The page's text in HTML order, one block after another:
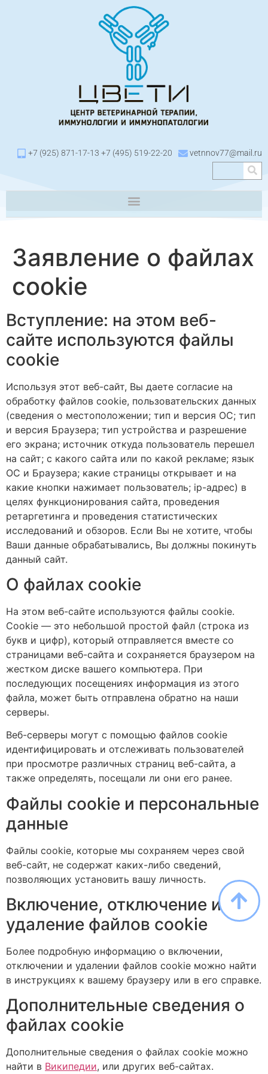
+7 (925) 871-17-13 +7 (495) 519-22-20 vetnnov77@mail.ru
Заявление о файлах
cookie
Вступление: на этом веб-
сайте используются файлы
cookie
Используя этот веб-сайт, Вы даете согласие на
обработку файлов cookie, пользовательских данных
(сведения о местоположении; тип и версия ОС; тип
и версия Браузера; тип устройства и разрешение
его экрана; источник откуда пользователь перешел
на сайт; с какого сайта или по какой рекламе; язык
ОС и Браузера; какие страницы открывает и на
какие кнопки нажимает пользователь; ip-адрес) в
целях функционирования сайта, проведения
ретаргетинга и проведения статистических
исследований и обзоров. Если Вы не хотите, чтобы
Ваши данные обрабатывались, Вы должны покинуть
данный сайт.
О файлах cookie
На этом веб-сайте используются файлы cookie.
Cookie — это небольшой простой файл (строка из
букв и цифр), который отправляется вместе со
страницами веб-сайта и сохраняется браузером на
жестком диске вашего компьютера. При
последующих посещениях информация из этого
файла, может быть отправлена обратно на наши
серверы.
Веб-серверы могут с помощью файлов cookie
идентифицировать и отслеживать пользователей
при просмотре различных страниц веб-сайта, а
также определять, посещали ли они его ранее.
Файлы cookie и персональные
данные
Файлы cookie, которые мы сохраняем через свой
веб-сайт, не содержат каких-либо сведений,
позволяющих установить вашу личность.
Включение, отключение и
удаление файлов cookie
Более подробную информацию о включении,
отключении и удалении файлов cookie можно найти
в инструкциях к вашему браузеру или в его справке.
Дополнительные сведения о
файлах cookie
Дополнительные сведения о файлах cookie можно
найти в Википедии, или других веб-сайтах.